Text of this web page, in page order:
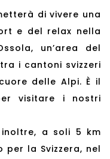
di vivere una
e del relax nella
un’area del
i cantoni svizzeri
delle Alpi. È il
visitare i nostri
a soli 5 km
la Svizzera, nel